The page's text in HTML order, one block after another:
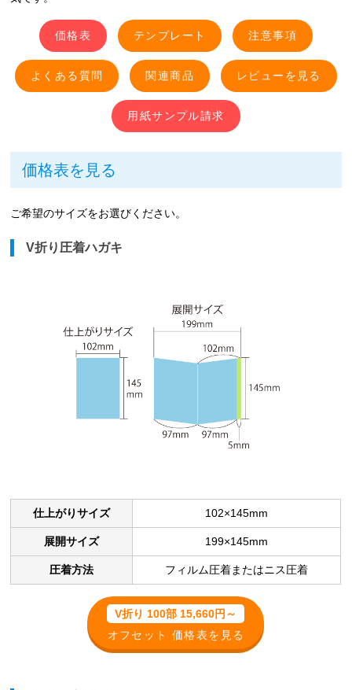
価格表 テンプレート 注意事項
よくある質問 関連商品
用紙サンプル請求
価格表を見る
ご希望のサイズをお選びください。
V折り圧着ハガキ
仕上がりサイズ 102×145mm
展開サイズ 199×145mm
圧着方法 フィルム圧着またはニス圧着
V折り 100部 15,660円～
オフセット 価格表を見る